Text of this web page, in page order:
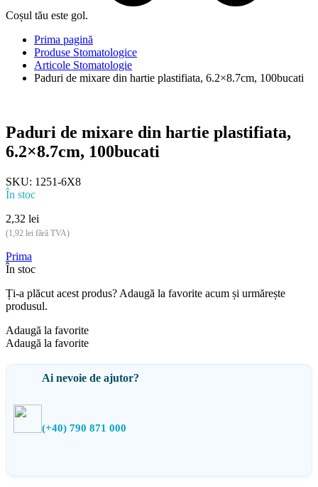
Coșul tău este gol.
Prima pagină
Produse Stomatologice
Articole Stomatologie
Paduri de mixare din hartie plastifiata, 6.2×8.7cm, 100bucati
Paduri de mixare din hartie plastifiata,
6.2×8.7cm, 100bucati
SKU: 1251-6X8
În stoc
2,32 lei
(1,92 lei fără TVA)
Prima
În stoc
Ți-a plăcut acest produs? Adaugă la favorite acum și urmărește
produsul.
Adaugă la favorite
Adaugă la favorite
Ai nevoie de ajutor?
(+40) 790 871 000